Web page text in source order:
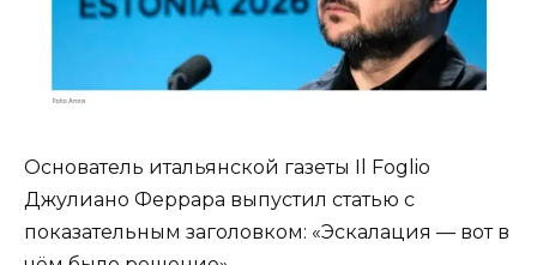
Основатель итальянской газеты Il Foglio
Джулиано Феррара выпустил статью с
показательным заголовком: «Эскалация — вот в